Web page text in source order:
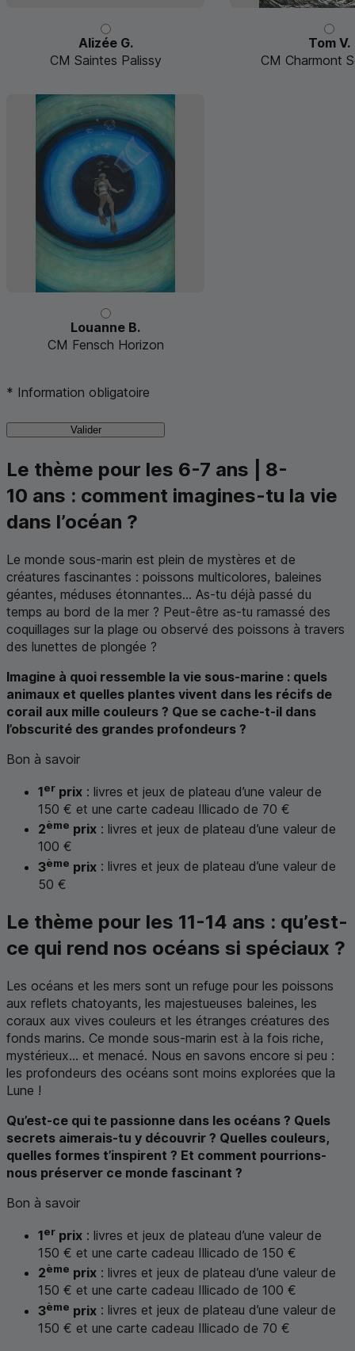
Alizée G.
CM Saintes Palissy
Tom V.
CM Charmont
Louanne B.
CM Fensch Horizon
* Information obligatoire
Valider
Le thème pour les 6-7 ans | 8-
10 ans : comment imagines-tu la vie
dans l’océan ?
Le monde sous-marin est plein de mystères et de
créatures fascinantes : poissons multicolores, baleines
géantes, méduses étonnantes... As-tu déjà passé du
temps au bord de la mer ? Peut-être as-tu ramassé des
coquillages sur la plage ou observé des poissons à travers
des lunettes de plongée ?
Imagine à quoi ressemble la vie sous-marine : quels
animaux et quelles plantes vivent dans les récifs de
corail aux mille couleurs ? Que se cache-t-il dans
l’obscurité des grandes profondeurs ?
Bon à savoir
1er prix : livres et jeux de plateau d’une valeur de
150 € et une carte cadeau Illicado de 70 €
2ème prix : livres et jeux de plateau d’une valeur de
100 €
3ème prix : livres et jeux de plateau d’une valeur de
50 €
Le thème pour les 11-14 ans : qu’est-
ce qui rend nos océans si spéciaux ?
Les océans et les mers sont un refuge pour les poissons
aux reflets chatoyants, les majestueuses baleines, les
coraux aux vives couleurs et les étranges créatures des
fonds marins. Ce monde sous-marin est à la fois riche,
mystérieux... et menacé. Nous en savons encore si peu :
les profondeurs des océans sont moins explorées que la
Lune !
Qu’est-ce qui te passionne dans les océans ? Quels
secrets aimerais-tu y découvrir ? Quelles couleurs,
quelles formes t’inspirent ? Et comment pourrions-
nous préserver ce monde fascinant ?
Bon à savoir
1er prix : livres et jeux de plateau d’une valeur de
150 € et une carte cadeau Illicado de 150 €
2ème prix : livres et jeux de plateau d’une valeur de
150 € et une carte cadeau Illicado de 100 €
3ème prix : livres et jeux de plateau d’une valeur de
150 € et une carte cadeau Illicado de 70 €